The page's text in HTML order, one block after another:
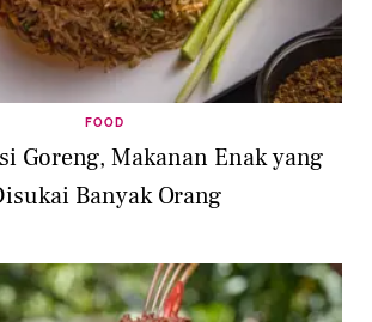
FOOD
Goreng, Makanan Enak yang
Banyak Orang